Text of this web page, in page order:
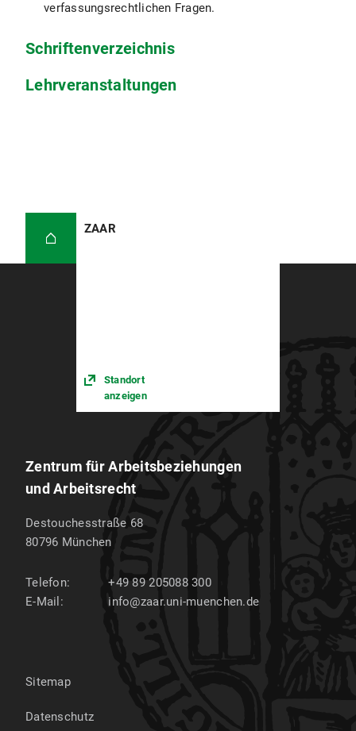
verfassungsrechtlichen Fragen.
Schriftenverzeichnis
Lehrveranstaltungen
ZAAR
Standort
anzeigen
Zentrum für Arbeitsbeziehungen
und Arbeitsrecht
Destouchesstraße 68
80796 München
Telefon:
+49 89 205088 300
E-Mail:
info@zaar.uni-muenchen.de
Sitemap
Datenschutz